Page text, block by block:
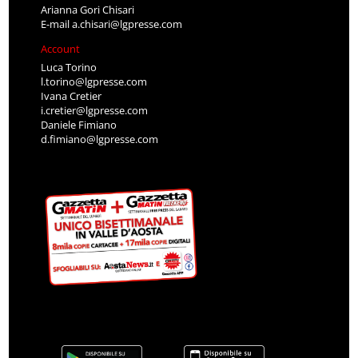
Arianna Gori Chisari
E-maila.chisari@lgpresse.com
Account
Luca Torino
l.torino@lgpresse.com
Ivana Cretier
i.cretier@lgpresse.com
Daniele Fimiano
d.fimiano@lgpresse.com